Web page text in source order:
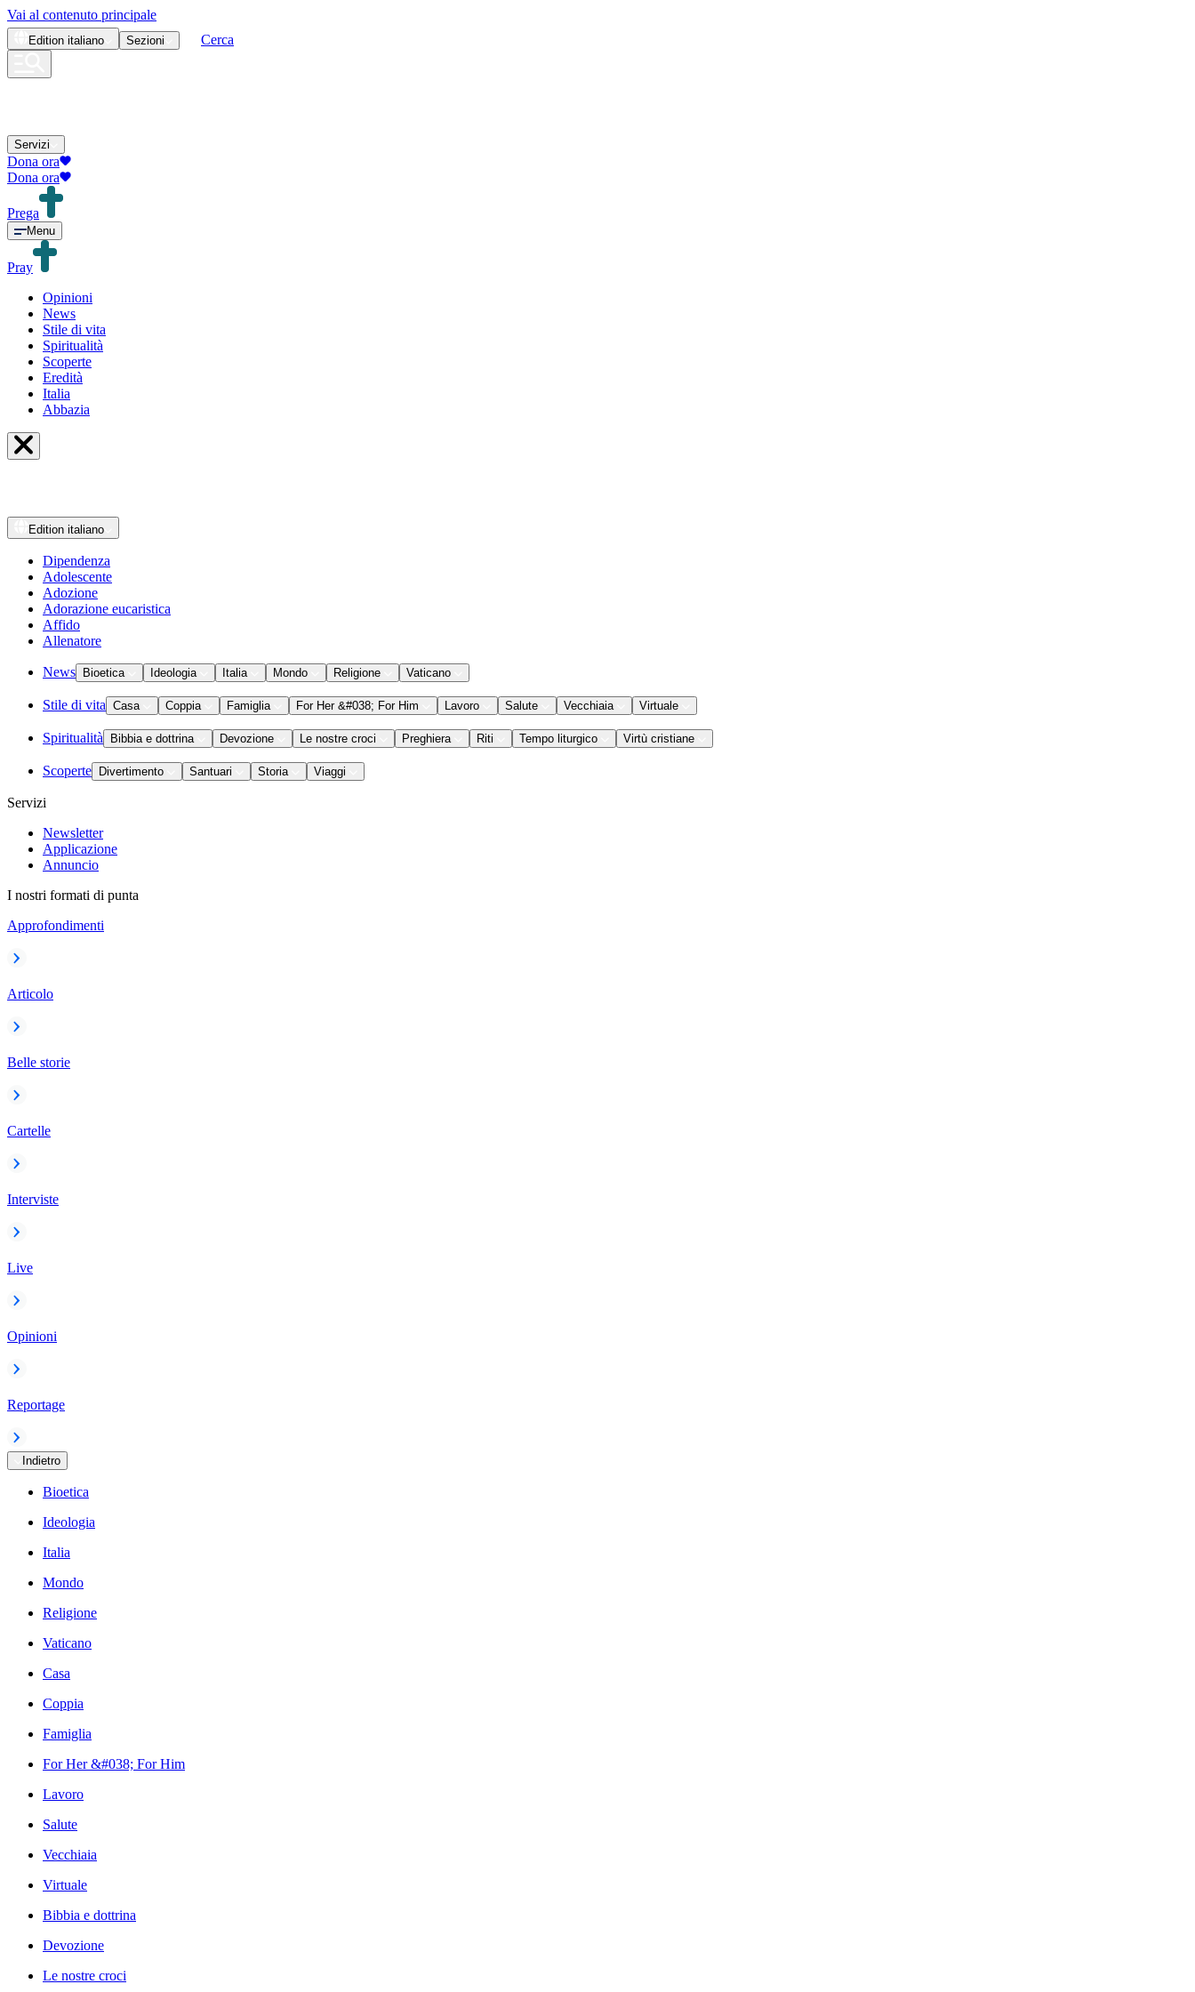
Vai al contenuto principale
Edition italiano Sezioni Cerca
Servizi
Dona ora
Dona ora
Prega
Menu
Pray
Opinioni
News
Stile di vita
Spiritualità
Scoperte
Eredità
Italia
Abbazia
Edition italiano
Dipendenza
Adolescente
Adozione
Adorazione eucaristica
Affido
Allenatore
News Bioetica Ideologia Italia Mondo Religione Vaticano
Stile di vita Casa Coppia Famiglia For Her &#038; For Him Lavoro Salute Vecchiaia Virtuale
Spiritualità Bibbia e dottrina Devozione Le nostre croci Preghiera Riti Tempo liturgico Virtù cristiane
Scoperte Divertimento Santuari Storia Viaggi
Servizi
Newsletter
Applicazione
Annuncio
I nostri formati di punta
Approfondimenti
Articolo
Belle storie
Cartelle
Interviste
Live
Opinioni
Reportage
Indietro
Bioetica
Ideologia
Italia
Mondo
Religione
Vaticano
Casa
Coppia
Famiglia
For Her &#038; For Him
Lavoro
Salute
Vecchiaia
Virtuale
Bibbia e dottrina
Devozione
Le nostre croci